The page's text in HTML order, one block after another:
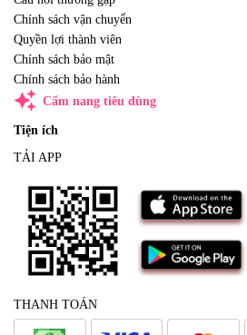
Chính sách vận chuyển
Quyền lợi thành viên
Chính sách bảo mật
Chính sách bảo hành
auto_awesome Cẩm nang tiêu dùng
Tiện ích
TẢI APP
THANH TOÁN